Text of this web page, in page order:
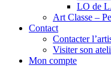
LO de
Art Classe –
Contact
Contacter
Visiter son
Mon compte